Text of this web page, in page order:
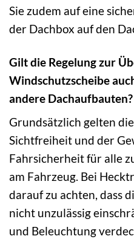
Sie zudem auf eine
der Dachbox auf den
Gilt die Regelung zur
Windschutzscheibe
andere Dachaufbauten?
Grundsätzlich gelten
Sichtfreiheit und der
Fahrsicherheit für alle
am Fahrzeug. Bei
darauf zu achten, dass
nicht unzulässig
und Beleuchtung